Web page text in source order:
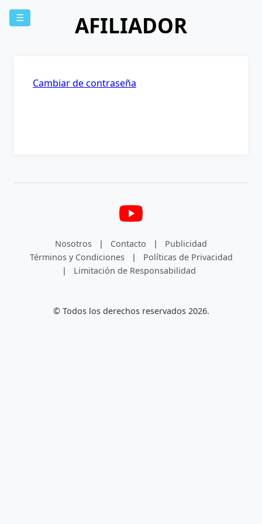
☰ AFILIADOR
Cambiar de contraseña
Nosotros | Contacto |
Publicidad
Términos y Condiciones
|
Políticas de Privacidad
|
Limitación de Responsabilidad
© Todos los derechos reservados 2026.